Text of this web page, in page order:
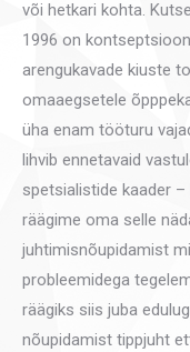
või hetkari kohta.
1996 on
arengukavade kiuste
omaaegsetele
üha enam tööturu
lihvib ennetavaid
spetsialistide kaader
räägime oma selle
juhtimisnõupidamist
probleemidega
räägiks siis juba
nõupidamist tippjuht